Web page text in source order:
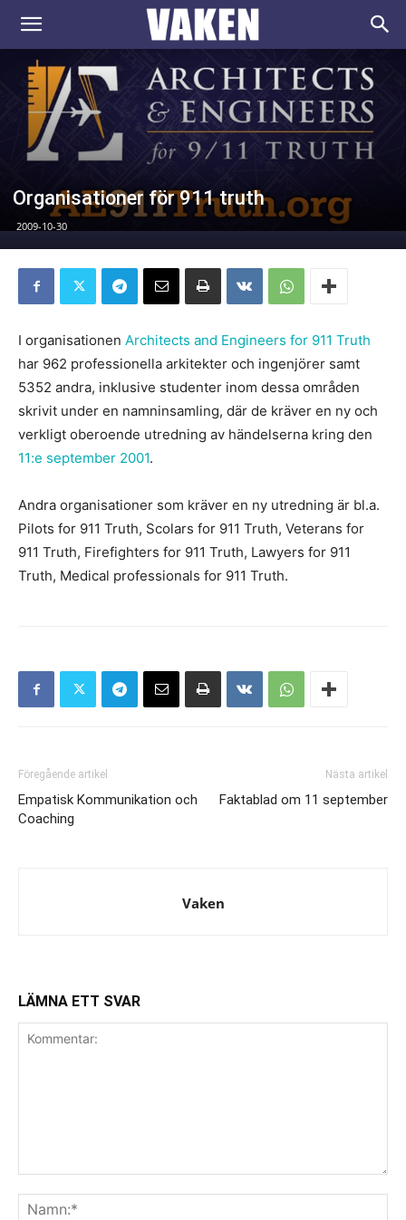
VAKEN.se
Organisationer för 911 truth
2009-10-30
I organisationen Architects and Engineers for 911 Truth
har 962 professionella arkitekter och ingenjörer samt
5352 andra, inklusive studenter inom dessa områden
skrivit under en namninsamling, där de kräver en ny och
verkligt oberoende utredning av händelserna kring den
11:e september 2001.
Andra organisationer som kräver en ny utredning är bl.a.
Pilots for 911 Truth, Scolars for 911 Truth, Veterans for
911 Truth, Firefighters for 911 Truth, Lawyers for 911
Truth, Medical professionals for 911 Truth.
Föregående artikel
Empatisk Kommunikation och
Coaching
Nästa artikel
Faktablad om 11 september
Vaken
LÄMNA ETT SVAR